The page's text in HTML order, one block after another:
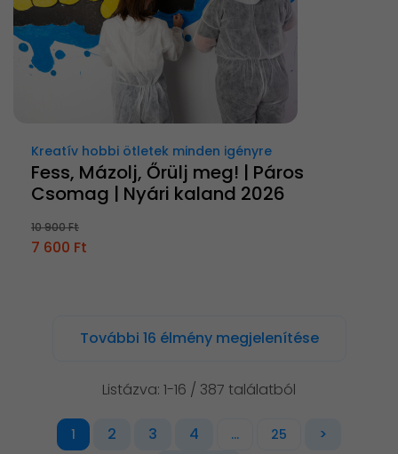
Kreatív hobbi ötletek minden igényre
Fess, Mázolj, Őrülj meg! | Páros
Csomag | Nyári kaland 2026
10 900 Ft
7 600 Ft
További 16 élmény megjelenítése
Listázva: 1-16 / 387 találatból
1 2 3 4 ... 25
>